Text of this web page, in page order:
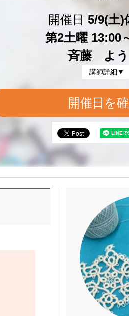
開催日 5/9(土)
第2土曜 13:00
斉藤 よう
講師詳細▼
開催日を